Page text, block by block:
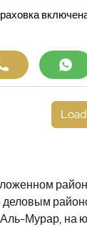
Мурар, на